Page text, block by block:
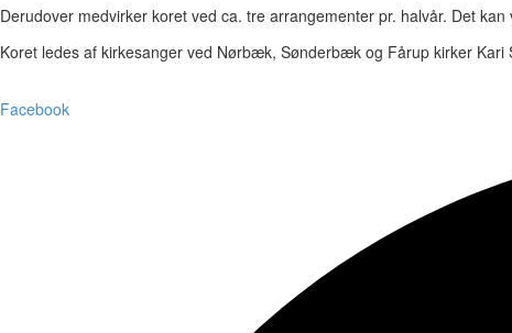
Derudover medvirker koret ved ca. tre arrangementer pr. halvår. Det
Koret ledes af kirkesanger ved Nørbæk, Sønderbæk og Fårup kirker
Facebook